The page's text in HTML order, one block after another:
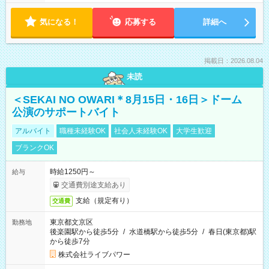
気になる！ 応募する 詳細へ
掲載日：2026.08.04
未読
＜SEKAI NO OWARI＊8月15日・16日＞ドーム
公演のサポートバイト
アルバイト 職種未経験OK 社会人未経験OK
大学生歓迎
ブランクOK
給与
時給1250円～
交通費別途支給あり
交通費 支給（規定有り）
勤務地
東京都文京区
後楽園駅から徒歩5分 / 水道橋駅から徒歩5分 / 春日(東京都)駅
から徒歩7分
株式会社ライブパワー